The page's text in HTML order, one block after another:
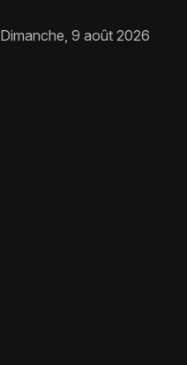
Dimanche, 9 août 2026